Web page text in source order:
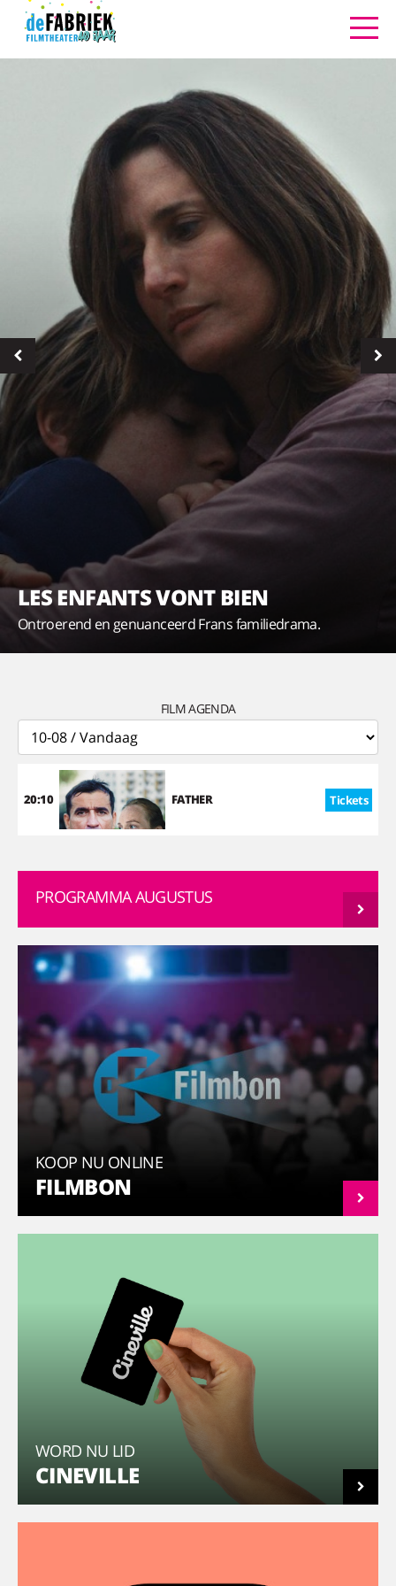
LES ENFANTS VONT BIEN
Ontroerend en genuanceerd Frans familiedrama.
FILM AGENDA
20:10 FATHER Tickets
PROGRAMMA AUGUSTUS
KOOP NU ONLINE
FILMBON
WORD NU LID
CINEVILLE